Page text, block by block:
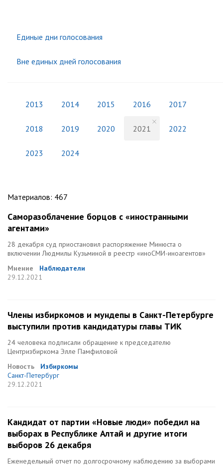
Единые дни голосования
Вне единых дней голосования
2013 2014 2015 2016 2017
2018 2019 2020 2021 2022
2023 2024
Материалов: 467
Саморазоблачение борцов с «иностранными
агентами»
28 декабря суд приостановил распоряжение Минюста о
включении Людмилы Кузьминой в реестр «иноСМИ-иноагентов»
Мнение
Наблюдатели
29.12.2021
Члены избиркомов и мундепы в Санкт-Петербурге
выступили против кандидатуры главы ТИК
24 человека подписали обращение к председателю
Центризбиркома Элле Памфиловой
Новость
Избиркомы
Санкт-Петербург
29.12.2021
Кандидат от партии «Новые люди» победил на
выборах в Республике Алтай и другие итоги
выборов 26 декабря
Еженедельный отчет по долгосрочному наблюдению за выборами